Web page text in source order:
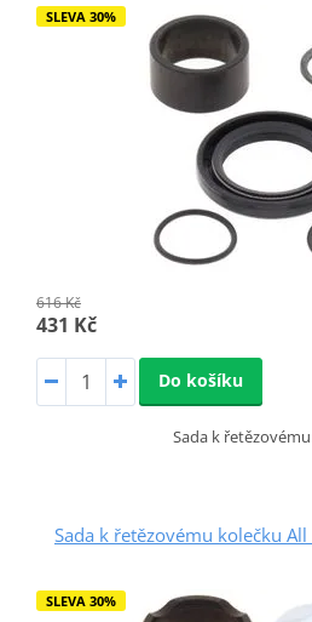
SLEVA 30%
616 Kč
431 Kč
Do košíku
Sada k
Sada k řetězovému kolečku
SLEVA 30%